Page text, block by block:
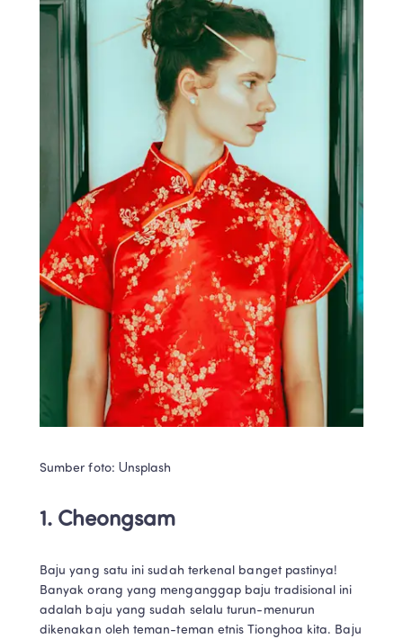
Sumber foto: Unsplash
1. Cheongsam
Baju yang satu ini sudah terkenal banget pastinya!
Banyak orang yang menganggap baju tradisional ini
adalah baju yang sudah selalu turun-menurun
dikenakan oleh teman-teman etnis Tionghoa kita. Baju